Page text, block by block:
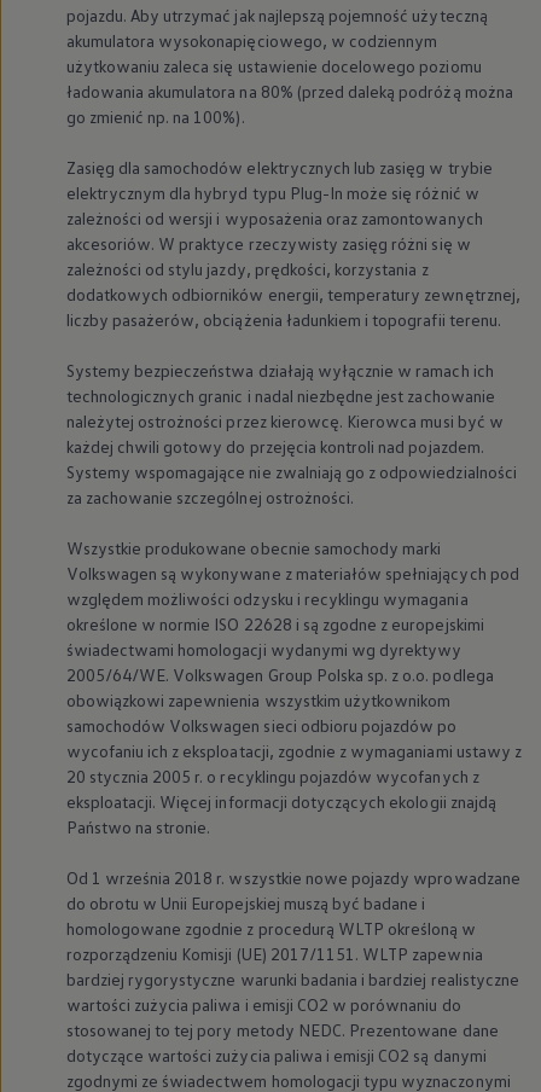
pojazdu. Aby utrzymać jak najlepszą pojemność użyteczną
akumulatora wysokonapięciowego, w codziennym
użytkowaniu zaleca się ustawienie docelowego poziomu
ładowania akumulatora na 80% (przed daleką podróżą można
go zmienić np. na 100%).
Zasięg dla samochodów elektrycznych lub zasięg w trybie
elektrycznym dla hybryd typu Plug-In może się różnić w
zależności od wersji i wyposażenia oraz zamontowanych
akcesoriów. W praktyce rzeczywisty zasięg różni się w
zależności od stylu jazdy, prędkości, korzystania z
dodatkowych odbiorników energii, temperatury zewnętrznej,
liczby pasażerów, obciążenia ładunkiem i topografii terenu.
Systemy bezpieczeństwa działają wyłącznie w ramach ich
technologicznych granic i nadal niezbędne jest zachowanie
należytej ostrożności przez kierowcę. Kierowca musi być w
każdej chwili gotowy do przejęcia kontroli nad pojazdem.
Systemy wspomagające nie zwalniają go z odpowiedzialności
za zachowanie szczególnej ostrożności.
Wszystkie produkowane obecnie samochody marki
Volkswagen są wykonywane z materiałów spełniających pod
względem możliwości odzysku i recyklingu wymagania
określone w normie ISO 22628 i są zgodne z europejskimi
świadectwami homologacji wydanymi wg dyrektywy
2005/64/WE. Volkswagen Group Polska sp. z o.o. podlega
obowiązkowi zapewnienia wszystkim użytkownikom
samochodów Volkswagen sieci odbioru pojazdów po
wycofaniu ich z eksploatacji, zgodnie z wymaganiami ustawy z
20 stycznia 2005 r. o recyklingu pojazdów wycofanych z
eksploatacji. Więcej informacji dotyczących ekologii znajdą
Państwo na stronie.
Od 1 września 2018 r. wszystkie nowe pojazdy wprowadzane
do obrotu w Unii Europejskiej muszą być badane i
homologowane zgodnie z procedurą WLTP określoną w
rozporządzeniu Komisji (UE) 2017/1151. WLTP zapewnia
bardziej rygorystyczne warunki badania i bardziej realistyczne
wartości zużycia paliwa i emisji CO2 w porównaniu do
stosowanej to tej pory metody NEDC. Prezentowane dane
dotyczące wartości zużycia paliwa i emisji CO2 są danymi
zgodnymi ze świadectwem homologacji typu wyznaczonymi